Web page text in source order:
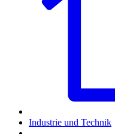
Industrie und Technik